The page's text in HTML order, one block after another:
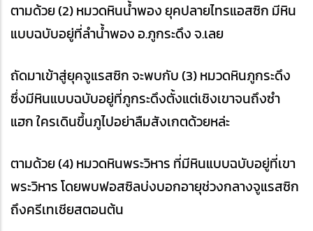
ตามด้วย (2) หมวดหินน้ำพอง ยุคปลายไทรแอสซิก มีหิน
แบบฉบับอยู่ที่ลำน้ำพอง อ.ภูกระดึง จ.เลย
ถัดมาเข้าสู่ยุคจูแรสซิก จะพบกับ (3) หมวดหินภูกระดึง
ซึ่งมีหินแบบฉบับอยู่ที่ภูกระดึงตั้งแต่เชิงเขาจนถึงซำ
แฮก ใครเดินขึ้นภูไปอย่าลืมสังเกตด้วยหล่ะ
ตามด้วย (4) หมวดหินพระวิหาร ที่มีหินแบบฉบับอยู่ที่เขา
พระวิหาร โดยพบฟอสซิลบ่งบอกอายุช่วงกลางจูแรสซิก
ถึงครีเทเชียสตอนต้น